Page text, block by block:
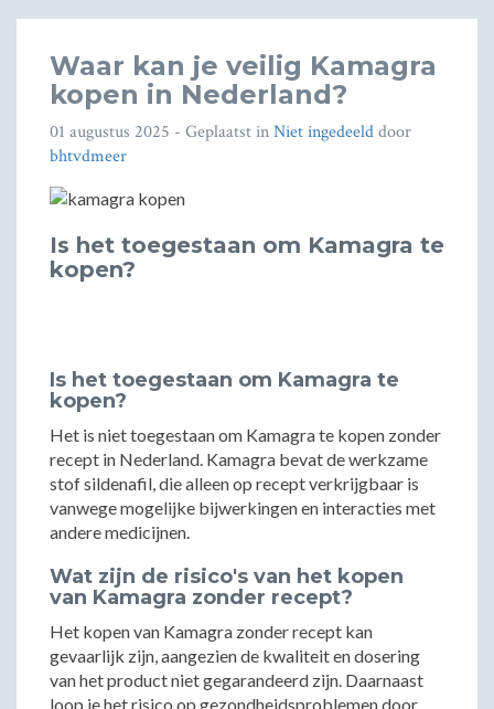
Waar kan je veilig Kamagra
kopen in Nederland?
01 augustus 2025 - Geplaatst inNiet ingedeelddoor
bhtvdmeer
Is het toegestaan om Kamagra te
kopen?
Is het toegestaan om Kamagra te
kopen?
Het is niet toegestaan om Kamagra te kopen zonder
recept in Nederland. Kamagra bevat de werkzame
stof sildenafil, die alleen op recept verkrijgbaar is
vanwege mogelijke bijwerkingen en interacties met
andere medicijnen.
Wat zijn de risico's van het kopen
van Kamagra zonder recept?
Het kopen van Kamagra zonder recept kan
gevaarlijk zijn, aangezien de kwaliteit en dosering
van het product niet gegarandeerd zijn. Daarnaast
loop je het risico op gezondheidsproblemen door